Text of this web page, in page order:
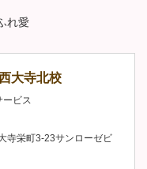
れ愛
大寺北校
ービス
栄町3-23サンローゼビ